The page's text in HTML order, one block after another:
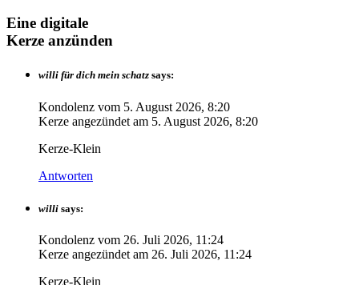
Eine digitale
Kerze anzünden
willi für dich mein schatz says:
Kondolenz vom 5. August 2026, 8:20
Kerze angezündet am 5. August 2026, 8:20
Kerze-Klein
Antworten
willi says:
Kondolenz vom 26. Juli 2026, 11:24
Kerze angezündet am 26. Juli 2026, 11:24
Kerze-Klein